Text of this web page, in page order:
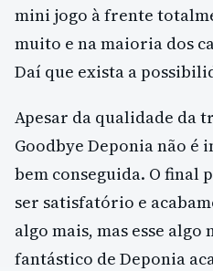
mini jogo à frente
muito e na maioria dos
Daí que exista a
Apesar da qualidade da
Goodbye Deponia não
bem conseguida. O final
ser satisfatório e
algo mais, mas esse
fantástico de Deponia